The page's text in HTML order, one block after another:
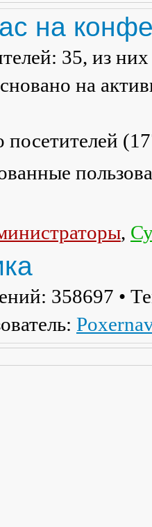
на
35, из
на
посетителей (
,
358697 •